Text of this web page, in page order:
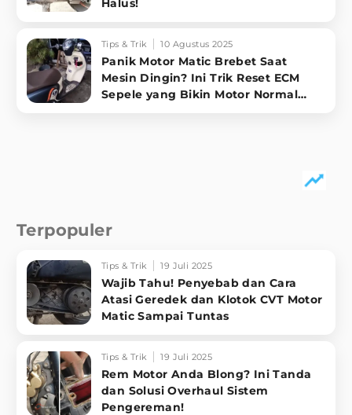
Halus!
Tips & Trik 10 Agustus 2025
Panik Motor Matic Brebet Saat
Mesin Dingin? Ini Trik Reset ECM
Sepele yang Bikin Motor Normal
Terpopuler
Tips & Trik 19 Juli 2025
Wajib Tahu! Penyebab dan Cara
Atasi Geredek dan Klotok CVT Motor
Matic Sampai Tuntas
Tips & Trik 19 Juli 2025
Rem Motor Anda Blong? Ini Tanda
dan Solusi Overhaul Sistem
Pengereman!